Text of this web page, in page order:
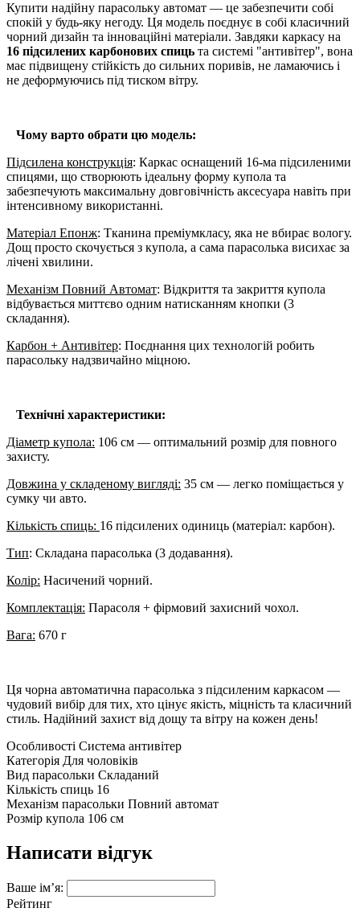
Купити надійну парасольку автомат — це забезпечити собі
спокій у будь-яку негоду. Ця модель поєднує в собі класичний
чорний дизайн та інноваційні матеріали. Завдяки каркасу на
16 підсилених карбонових спиць та системі "антивітер", вона
має підвищену стійкість до сильних поривів, не ламаючись і
не деформуючись під тиском вітру.
Чому варто обрати цю модель:
Підсилена конструкція: Каркас оснащений 16-ма підсиленими
спицями, що створюють ідеальну форму купола та
забезпечують максимальну довговічність аксесуара навіть при
інтенсивному використанні.
Матеріал Епонж: Тканина преміумкласу, яка не вбирає вологу.
Дощ просто скочується з купола, а сама парасолька висихає за
лічені хвилини.
Механізм Повний Автомат: Відкриття та закриття купола
відбувається миттєво одним натисканням кнопки (3
складання).
Карбон + Антивітер: Поєднання цих технологій робить
парасольку надзвичайно міцною.
Технічні характеристики:
Діаметр купола: 106 см — оптимальний розмір для повного
захисту.
Довжина у складеному вигляді: 35 см — легко поміщається у
сумку чи авто.
Кількість спиць: 16 підсилених одиниць (матеріал: карбон).
Тип: Складана парасолька (3 додавання).
Колір: Насичений чорний.
Комплектація: Парасоля + фірмовий захисний чохол.
Вага: 670 г
Ця чорна автоматична парасолька з підсиленим каркасом —
чудовий вибір для тих, хто цінує якість, міцність та класичний
стиль. Надійний захист від дощу та вітру на кожен день!
Особливості Система антивітер
Категорія Для чоловіків
Вид парасольки Складаний
Кількість спиць 16
Механізм парасольки Повний автомат
Розмір купола 106 см
Написати відгук
Ваше ім’я:
Рейтинг